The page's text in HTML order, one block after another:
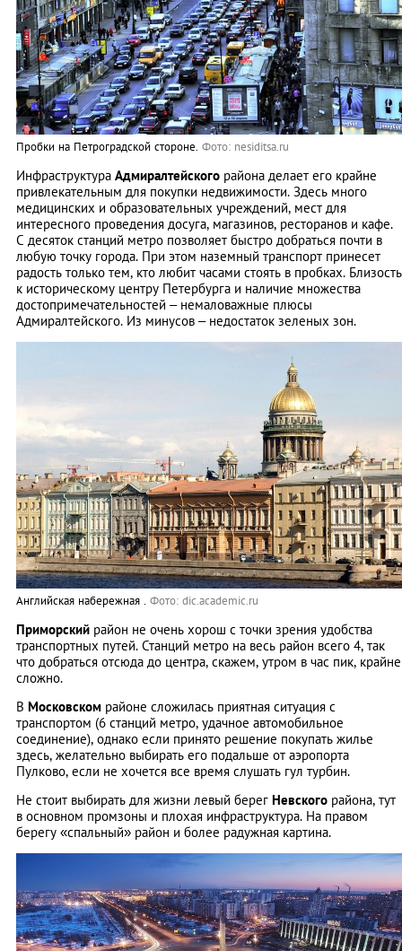
Пробки на Петроградской стороне. Фото: nesiditsa.ru
Инфраструктура Адмиралтейского района делает его крайне
привлекательным для покупки недвижимости. Здесь много
медицинских и образовательных учреждений, мест для
интересного проведения досуга, магазинов, ресторанов и кафе.
С десяток станций метро позволяет быстро добраться почти в
любую точку города. При этом наземный транспорт принесет
радость только тем, кто любит часами стоять в пробках. Близость
к историческому центру Петербурга и наличие множества
достопримечательностей – немаловажные плюсы
Адмиралтейского. Из минусов – недостаток зеленых зон.
Английская набережная . Фото: dic.academic.ru
Приморский район не очень хорош с точки зрения удобства
транспортных путей. Станций метро на весь район всего 4, так
что добраться отсюда до центра, скажем, утром в час пик, крайне
сложно.
В Московском районе сложилась приятная ситуация с
транспортом (6 станций метро, удачное автомобильное
соединение), однако если принято решение покупать жилье
здесь, желательно выбирать его подальше от аэропорта
Пулково, если не хочется все время слушать гул турбин.
Не стоит выбирать для жизни левый берег Невского района, тут
в основном промзоны и плохая инфраструктура. На правом
берегу «спальный» район и более радужная картина.